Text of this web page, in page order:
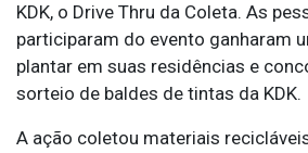
KDK, o Drive Thru da Coleta. As
participaram do evento ganharam
plantar em suas residências e
sorteio de baldes de tintas da KDK.
A ação coletou materiais